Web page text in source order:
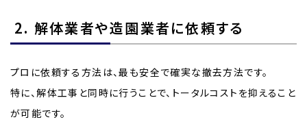
2. 解体業者や造園業者に依頼する
プロに依頼する方法は、最も安全で確実な撤去方法です。
特に、解体工事と同時に行うことで、トータルコストを抑えること
が可能です。